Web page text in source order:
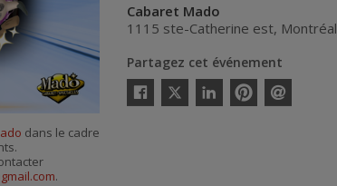
Cabaret Mado
1115 ste-Catherine est, Montréal
Partagez cet événement
Facebook
Twitter
LinkedinPinterestEnvoyer
dans le cadre
.